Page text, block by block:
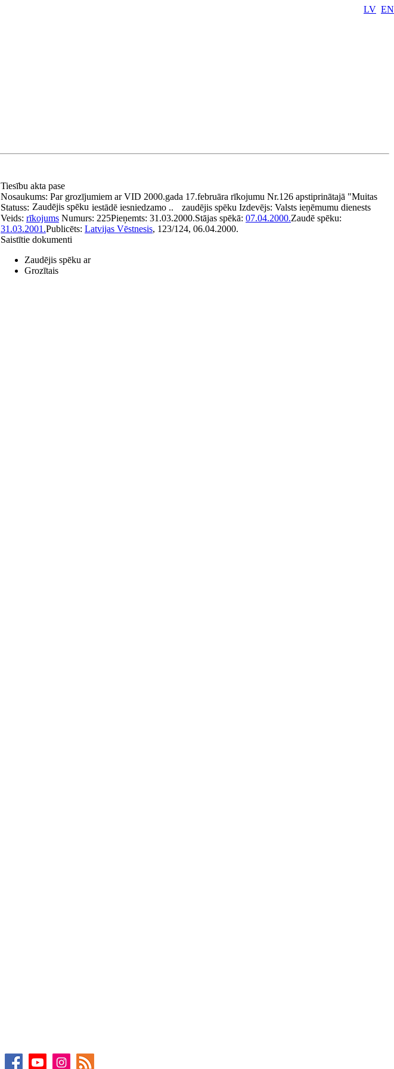
LV EN
Tiesību akta pase
Nosaukums: Par grozījumiem ar VID 2000.gada 17.februāra rīkojumu Nr.126 apstiprinātajā "Muitas
iestādē iesniedzamo ..
Statuss: Zaudējis spēku zaudējis spēku Izdevējs: Valsts ieņēmumu dienests
Veids: rīkojums Numurs: 225Pieņemts: 31.03.2000.Stājas spēkā: 07.04.2000.Zaudē spēku:
31.03.2001.Publicēts: Latvijas Vēstnesis, 123/124, 06.04.2000.
Saistītie dokumenti
Zaudējis spēku ar
Grozītais